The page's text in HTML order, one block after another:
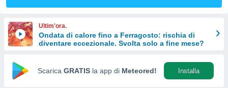
di
Web
Ultim'ora.
Ondata di calore fino a Ferragosto: rischia di
diventare eccezionale. Svolta solo a fine mese?
Scarica GRATIS la app di Meteored! Installa